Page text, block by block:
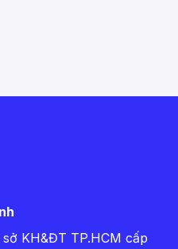
KH&ĐT TP.HCM cấp